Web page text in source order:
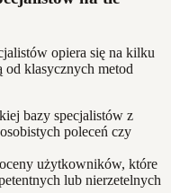
opiera się na kilku
klasycznych metod
bazy specjalistów z
poleceń czy
użytkowników, które
lub nierzetelnych